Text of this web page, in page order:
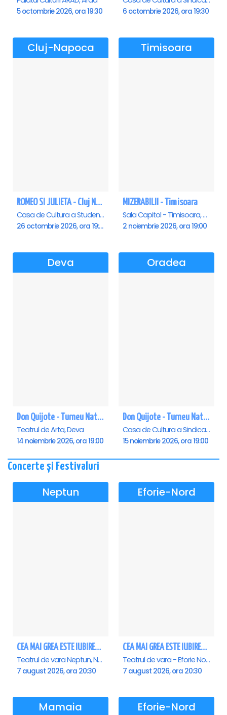
5 octombrie 2026, ora 19:30 6 octombrie 2026, ora 19:30
Cluj-Napoca
ROMEO SI JULIETA - Cluj Napoca
Casa de Cultura a Studentilor Dumitru Farcas, Cluj-Napoca
26 octombrie 2026, ora 19:00
Timisoara
MIZERABILII - Timisoara
Sala Capitol - Timisoara, Timisoara
2 noiembrie 2026, ora 19:00
Deva
Don Quijote - Turneu National de balet - Deva
Teatrul de Arta, Deva
14 noiembrie 2026, ora 19:00
Oradea
Don Quijote - Turneu National de balet - Oradea
Casa de Cultura a Sindicatelor , Oradea
15 noiembrie 2026, ora 19:00
Concerte și Festivaluri
Neptun
CEA MAI GREA ESTE IUBIREA - Neptun
Teatrul de vara Neptun, Neptun
7 august 2026, ora 20:30
Eforie-Nord
CEA MAI GREA ESTE IUBIREA - Eforie Nord
Teatrul de vara - Eforie Nord, Eforie-Nord
7 august 2026, ora 20:30
Mamaia Eforie-Nord